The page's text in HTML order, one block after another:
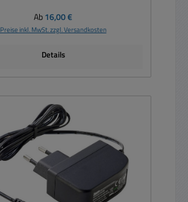
Regulärer Preis:
Ab16,00 €
Preise inkl. MwSt. zzgl. Versandkosten
Details